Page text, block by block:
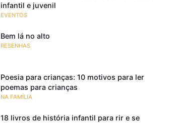
infantil e juvenil
EVENTOS
Bem lá no alto
RESENHAS
Poesia para crianças: 10 motivos para ler
poemas para crianças
NA FAMÍLIA
18 livros de história infantil para rir e se